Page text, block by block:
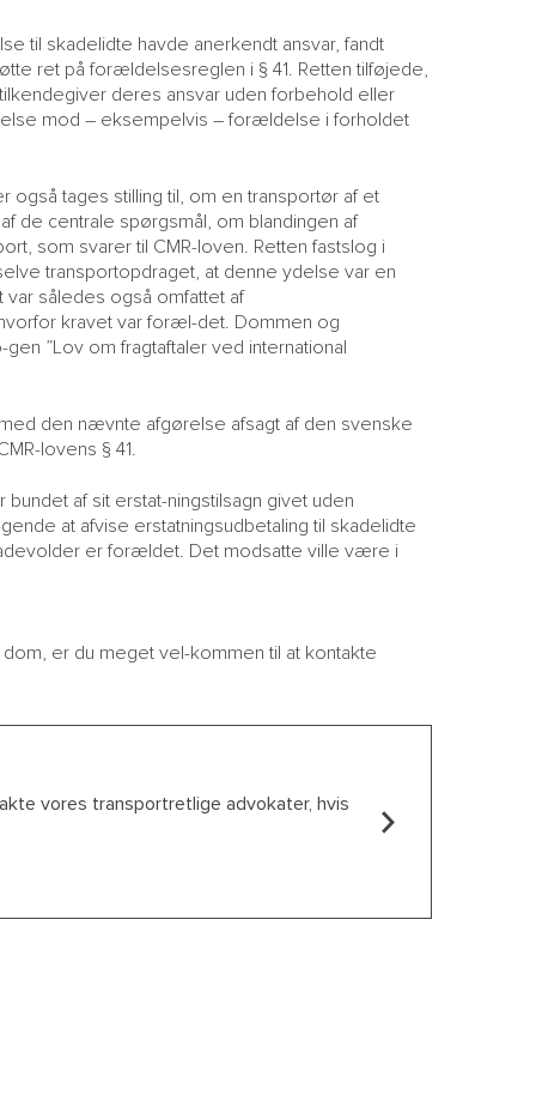
til skadelidte havde anerkendt ansvar, fandt
ret på forældelsesreglen i § 41. Retten tilføjede,
deres ansvar uden forbehold eller
mod – eksempelvis – forældelse i forholdet
tages stilling til, om en transportør af et
de centrale spørgsmål, om blandingen af
som svarer til CMR-loven. Retten fastslog i
transportopdraget, at denne ydelse var en
således også omfattet af
kravet var foræl-det. Dommen og
”Lov om fragtaftaler ved international
den nævnte afgørelse afsagt af den svenske
lovens § 41.
af sit erstat-ningstilsagn givet uden
at afvise erstatningsudbetaling til skadelidte
er forældet. Det modsatte ville være i
er du meget vel-kommen til at kontakte
vores transportretlige advokater, hvis